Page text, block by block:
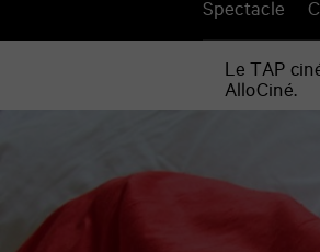
Spectacle
Le TAP
AlloCiné.
vos
Petite